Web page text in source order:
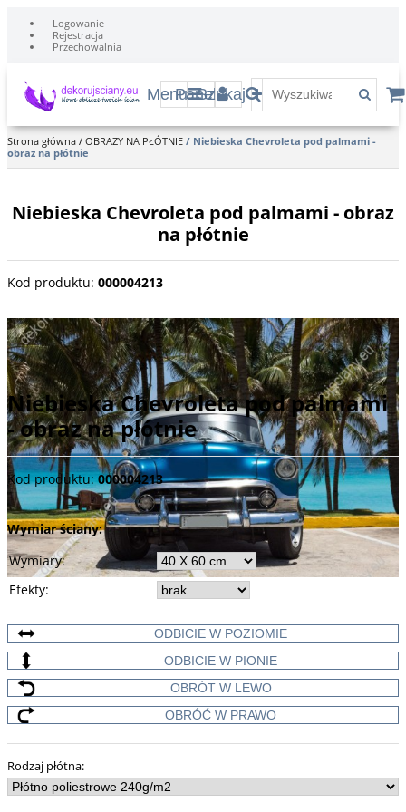
Logowanie
Rejestracja
Przechowalnia
MenuPanelSzukaj
Strona główna / OBRAZY NA PŁÓTNIE / Niebieska Chevroleta pod palmami -
obraz na płótnie
Niebieska Chevroleta pod palmami - obraz
na płótnie
Kod produktu: 000004213
Amerykański samochód, marki Chevrolet, zaparkowany przy
plaży na Kubie.
Niebieska Chevroleta pod palmami
- obraz na płótnie
Kod produktu: 000004213
Wymiar ściany:
Wymiary:
Efekty:
ODBICIE W POZIOMIE
ODBICIE W PIONIE
OBRÓT W LEWO
OBRÓĆ W PRAWO
Rodzaj płótna: